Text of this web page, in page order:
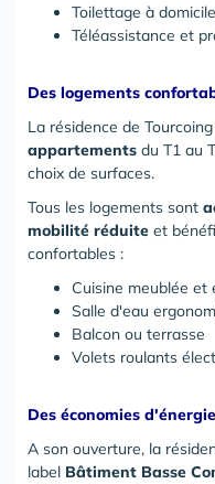
Toilettage à domicile
Téléassistance et
Des logements
La résidence de
appartements du T1 au
choix de surfaces.
Tous les logements sont
mobilité réduite et
confortables :
Cuisine meublée et
Salle d'eau
Balcon ou terrasse
Volets roulants
Des économies
A son ouverture, la
label Bâtiment Basse